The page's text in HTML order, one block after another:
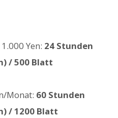
Yen: 24 Stunden
/ 500 Blatt
Monat: 60 Stunden
/ 1200 Blatt